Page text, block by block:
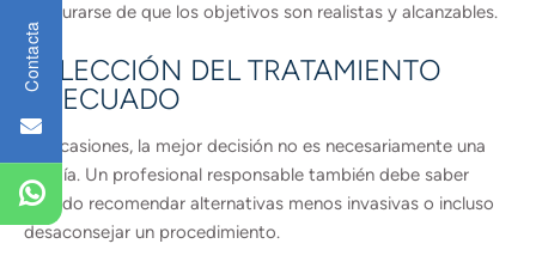
asegurarse de que los objetivos son realistas y alcanzables.
SELECCIÓN DEL TRATAMIENTO
ADECUADO
En ocasiones, la mejor decisión no es necesariamente una
cirugía. Un profesional responsable también debe saber
cuándo recomendar alternativas menos invasivas o incluso
desaconsejar un procedimiento.
Contacta